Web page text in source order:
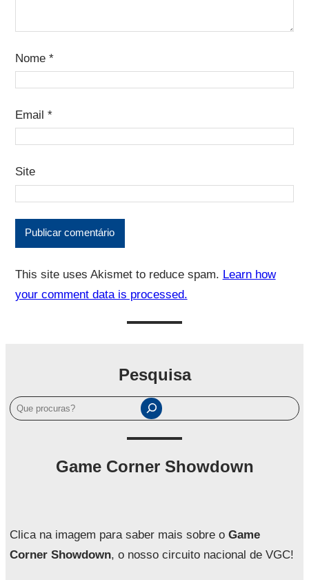
Nome *
Email *
Site
This site uses Akismet to reduce spam. Learn how
your comment data is processed.
Pesquisa
P
e
a
r
Game Corner Showdown
Clica na imagem para saber mais sobre o Game
Corner Showdown, o nosso circuito nacional de VGC!